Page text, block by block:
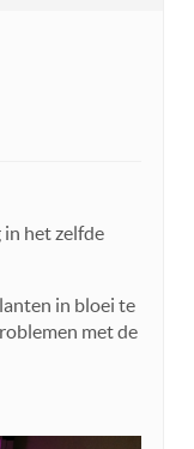
in het zelfde
in bloei te
met de